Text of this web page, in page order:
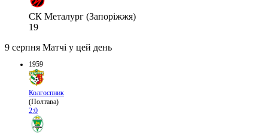
СК Металург (Запоріжжя)
19
9 серпня Матчі у цей день
1959
Колгоспник
(Полтава)
2:0